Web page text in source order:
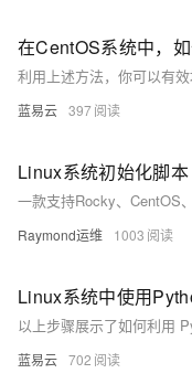
蓝易云 397
Linux系统初始化脚本
Raymond运维 1003
Linux系统中使用
蓝易云 702